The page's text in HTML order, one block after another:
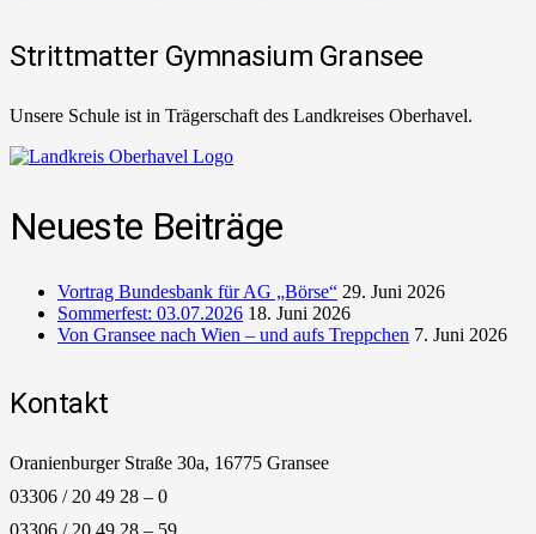
Strittmatter Gymnasium Gransee
Unsere Schule ist in Trägerschaft des Landkreises Oberhavel.
Neueste Beiträge
Vortrag Bundesbank für AG „Börse“ 29. Juni 2026
Sommerfest: 03.07.2026 18. Juni 2026
Von Gransee nach Wien – und aufs Treppchen 7. Juni 2026
Kontakt
Oranienburger Straße 30a, 16775 Gransee
03306 / 20 49 28 – 0
03306 / 20 49 28 – 59